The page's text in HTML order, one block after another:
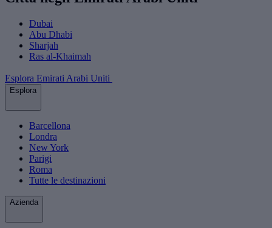
Dubai
Abu Dhabi
Sharjah
Ras al-Khaimah
Esplora Emirati Arabi Uniti
Esplora
Barcellona
Londra
New York
Parigi
Roma
Tutte le destinazioni
Azienda